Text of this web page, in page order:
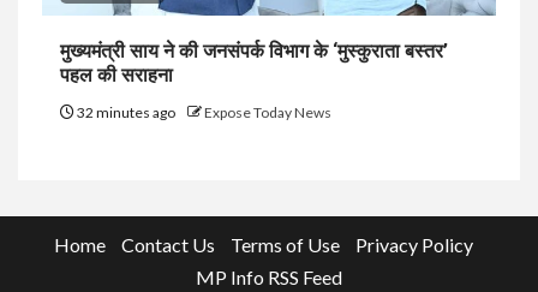
मुख्यमंत्री साय ने की जनसंपर्क विभाग के ‘मुस्कुराता बस्तर’
पहल की सराहना
32 minutes ago Expose Today News
Home Contact Us Terms of Use
Privacy Policy
MP Info RSS Feed